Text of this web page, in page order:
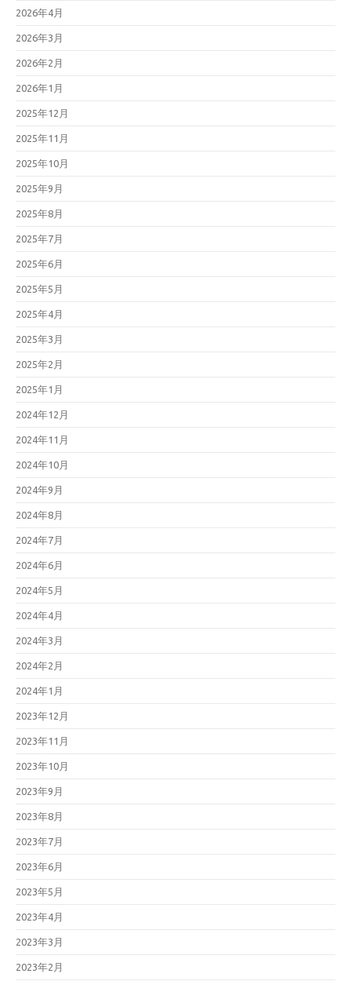
2026年4月
2026年3月
2026年2月
2026年1月
2025年12月
2025年11月
2025年10月
2025年9月
2025年8月
2025年7月
2025年6月
2025年5月
2025年4月
2025年3月
2025年2月
2025年1月
2024年12月
2024年11月
2024年10月
2024年9月
2024年8月
2024年7月
2024年6月
2024年5月
2024年4月
2024年3月
2024年2月
2024年1月
2023年12月
2023年11月
2023年10月
2023年9月
2023年8月
2023年7月
2023年6月
2023年5月
2023年4月
2023年3月
2023年2月